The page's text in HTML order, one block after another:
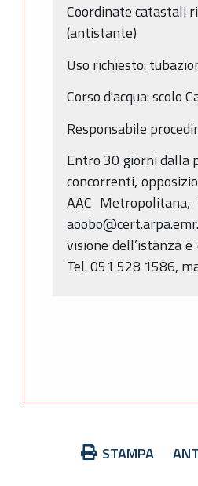
Coordinate catastali
(antistante)
Uso richiesto:
Corso d'acqua: scolo
Responsabile
Entro 30 giorni dalla
concorrenti,
AAC
visione dell’istanza
Tel. 051 528 1586,
STAMPA